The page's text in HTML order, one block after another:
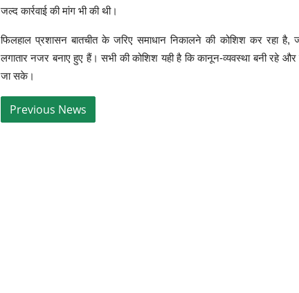
जल्द कार्रवाई की मांग भी की थी।
फिलहाल प्रशासन बातचीत के जरिए समाधान निकालने की कोशिश कर रहा है,
लगातार नजर बनाए हुए हैं। सभी की कोशिश यही है कि कानून-व्यवस्था बनी रहे
जा सके।